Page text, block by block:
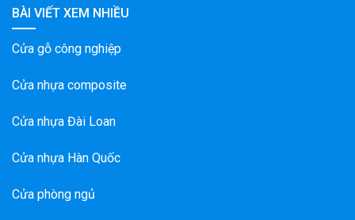
BÀI VIẾT XEM NHIỀU
Cửa gỗ công nghiệp
Cửa nhựa composite
Cửa nhựa Đài Loan
Cửa nhựa Hàn Quốc
Cửa phòng ngủ